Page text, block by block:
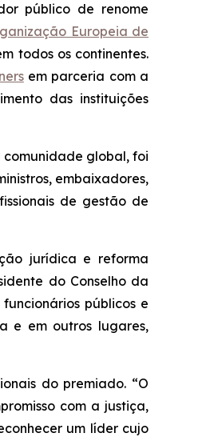
público de renome
Europeia de
todos os continentes.
em parceria com a
das instituições
comunidade global, foi
embaixadores,
de gestão de
jurídica e reforma
do Conselho da
públicos e
e em outros lugares,
do premiado. “O
com a justiça,
um líder cujo